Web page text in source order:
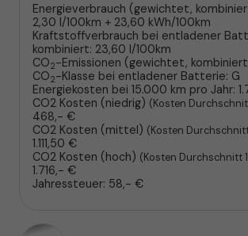
Energieverbrauch (gewichtet,
2,30 l/100km + 23,60 kWh/100km
Kraftstoffverbrauch bei entladener
kombiniert: 23,60 l/100km
CO2-Emissionen (gewichtet,
CO2-Klasse bei entladener Batterie: G
Energiekosten bei 15.000 km pro Jahr:
CO2 Kosten (niedrig) (Kosten
468,- €
CO2 Kosten (mittel) (Kosten
1.111,50 €
CO2 Kosten (hoch) (Kosten Durchschnitt
1.716,- €
Jahressteuer: 58,- €